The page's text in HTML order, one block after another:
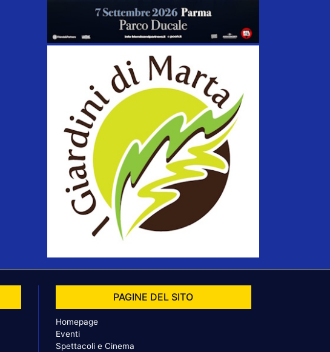
PAGINE DEL SITO
Homepage
Eventi
Spettacoli e Cinema